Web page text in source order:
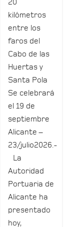
20
kilómetros
entre los
faros del
Cabo de las
Huertas y
Santa Pola
Se celebrará
el 19 de
septiembre
Alicante –
23/julio2026.-
La
Autoridad
Portuaria de
Alicante ha
presentado
hoy,